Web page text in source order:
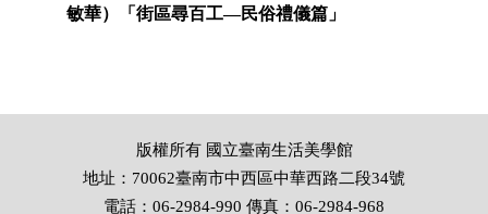
敏華）「街區尋百工—民俗禮儀篇」
版權所有 國立臺南生活美學館
地址：70062臺南市中西區中華西路二段34號
電話：06-2984-990 傳真：06-2984-968